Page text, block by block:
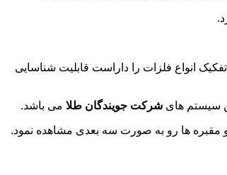
انواع فلزات را داراست قابلیت شناسایی
شرکت جویندگان طلا می باشد.